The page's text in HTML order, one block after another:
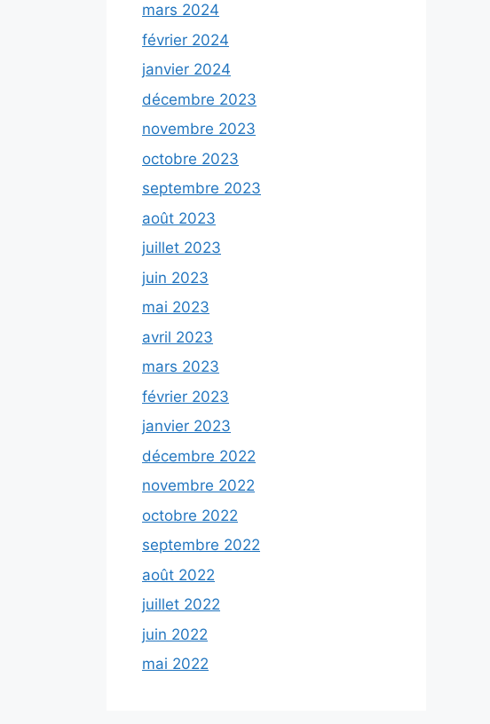
mars 2024
février 2024
janvier 2024
décembre 2023
novembre 2023
octobre 2023
septembre 2023
août 2023
juillet 2023
juin 2023
mai 2023
avril 2023
mars 2023
février 2023
janvier 2023
décembre 2022
novembre 2022
octobre 2022
septembre 2022
août 2022
juillet 2022
juin 2022
mai 2022